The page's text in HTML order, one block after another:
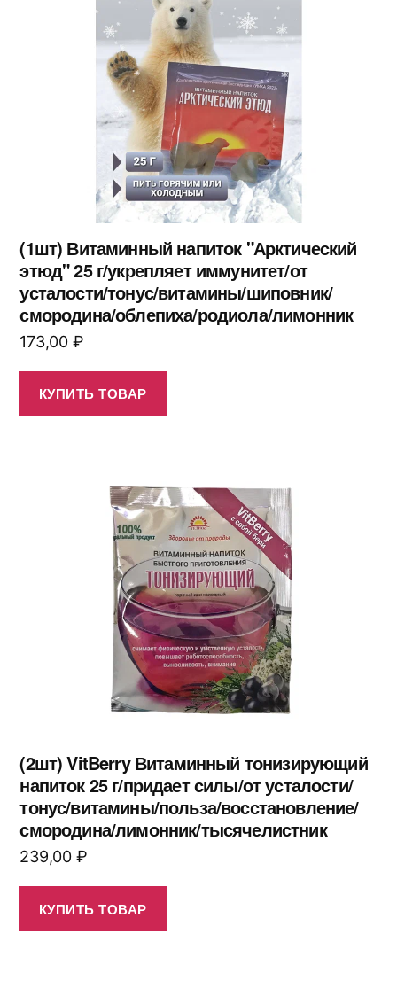
(1шт) Витаминный напиток "Арктический
этюд" 25 г/укрепляет иммунитет/от
усталости/тонус/витамины/шиповник/
смородина/облепиха/родиола/лимонник
173,00 ₽
КУПИТЬ ТОВАР
(2шт) VitBerry Витаминный тонизирующий
напиток 25 г/придает силы/от усталости/
тонус/витамины/польза/восстановление/
смородина/лимонник/тысячелистник
239,00 ₽
КУПИТЬ ТОВАР